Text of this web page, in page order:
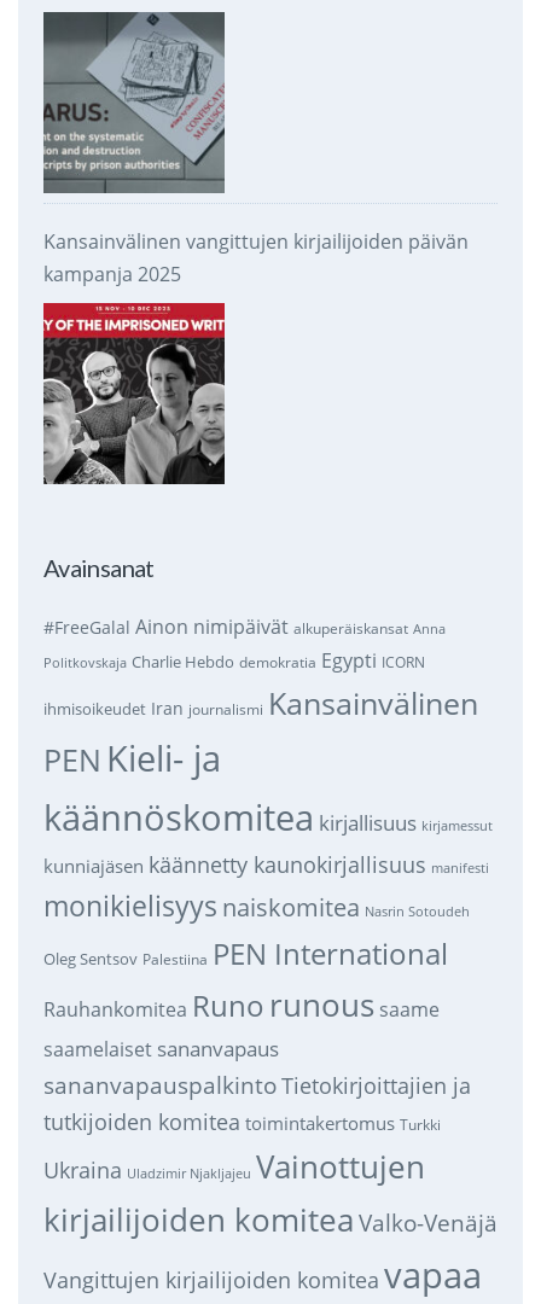
takavarikoinnista ja tuhoamisesta
Kansainvälinen vangittujen kirjailijoiden päivän
kampanja 2025
Avainsanat
#FreeGalal Ainon nimipäivät alkuperäiskansat Anna
Politkovskaja Charlie Hebdo demokratia Egypti ICORN
ihmisoikeudet Iran journalismi Kansainvälinen
PEN Kieli- ja
käännöskomitea kirjallisuus kirjamessut
kunniajäsen käännetty kaunokirjallisuus manifesti
monikielisyys naiskomitea Nasrin Sotoudeh
Oleg Sentsov Palestiina PEN International
Rauhankomitea Runo runous saame
saamelaiset sananvapaus
sananvapauspalkintoTietokirjoittajien ja
tutkijoiden komitea toimintakertomus Turkki
Ukraina Uladzimir Njakljajeu Vainottujen
kirjailijoiden komitea Valko-Venäjä
Vangittujen kirjailijoiden komitea vapaa